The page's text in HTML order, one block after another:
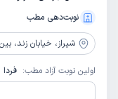
نوبت‌دهی مطب
شیراز، خیابان زند، بین
اولین نوبت آزاد مطب: فردا